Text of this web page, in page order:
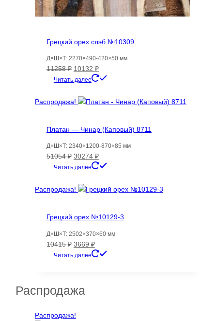
Грецкий орех слэб №10309
Д×Ш×Т: 2270×490-420×50 мм
11258₽ Первоначальная
цена
11258 ₽.
10132 ₽Текущая
цена:
Читать далее
Распродажа!
Платан — Чинар (Каповый) 8711
Д×Ш×Т: 2340×1200-870×85 мм
51054₽ Первоначальная
цена
51054 ₽.
30274 ₽Текущая
цена:
Читать далее
Распродажа!
Грецкий орех №10129-3
Д×Ш×Т: 2502×370×60 мм
10415₽ Первоначальная
цена
3669 ₽Текущая
цена:
Читать далее
Распродажа
Распродажа!